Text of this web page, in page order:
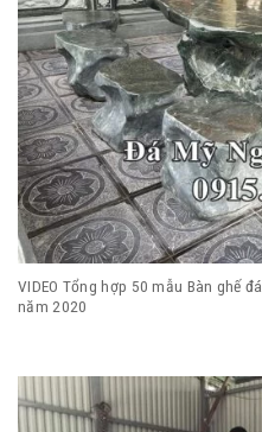
VIDEO Tổng hợp 50 mẫu Bàn ghế
năm 2020